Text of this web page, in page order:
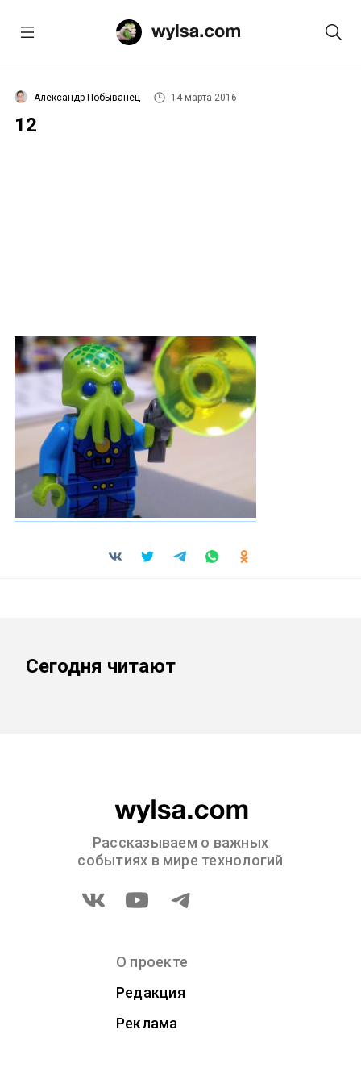
Александр Побыванец 14 марта 2016
12
Сегодня читают
Рассказываем о важных
событиях в мире технологий
О проекте
Редакция
Реклама